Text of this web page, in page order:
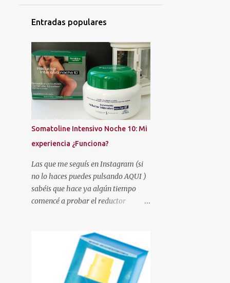
AMAPOLA BIO
AMAZON AMERICAN CREW
AMSTEL AMY'S TOUCH
ANNE MÖLLER AREAFAR
ARKOPHARMA
ASOS AUTAN
AUTOBRONCEADORES AVÈNE
AZZARO BATISTE BE+
BEAUTIES FACTORY BEAUTIK
BEAUTY EXPERTISE BEAUTY PARTY
BEEFEATER LONDON MARKET BELLE
Entradas populares
Somatoline Intensivo Noche 10: Mi
experiencia ¿Funciona?
Las que me seguís en Instagram (si
no lo haces puedes pulsando AQUI )
sabéis que hace ya algún tiempo
comencé a probar el reductor
verdad es que me llamaba
poderosamente la atención.